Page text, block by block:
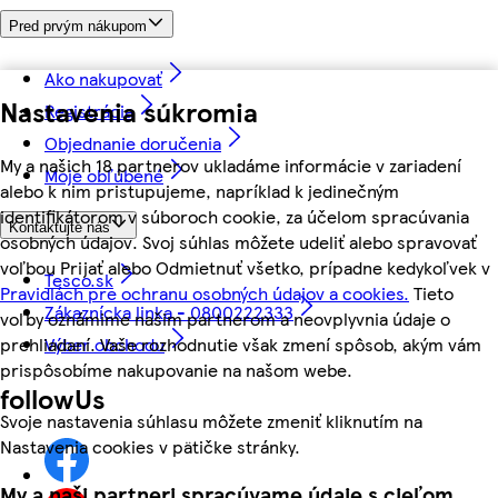
Nastavenia súkromia
My a našich 18 partnerov ukladáme informácie v zariadení
alebo k nim pristupujeme, napríklad k jedinečným
identifikátorom v súboroch cookie, za účelom spracúvania
osobných údajov. Svoj súhlas môžete udeliť alebo spravovať
voľbou Prijať alebo Odmietnuť všetko, prípadne kedykoľvek v
Pravidlách pre ochranu osobných údajov a cookies. Tieto
voľby oznámime našim partnerom a neovplyvnia údaje o
prehliadaní. Vaše rozhodnutie však zmení spôsob, akým vám
prispôsobíme nakupovanie na našom webe.
Svoje nastavenia súhlasu môžete zmeniť kliknutím na
Nastavenia cookies v pätičke stránky.
Pred prvým nákupom
Ako nakupovať
Registrácia
Objednanie doručenia
Moje obľúbené
Kontaktujte nás
Tesco.sk
Zákaznícka linka - 0800222333
Výber obchodu
followUs